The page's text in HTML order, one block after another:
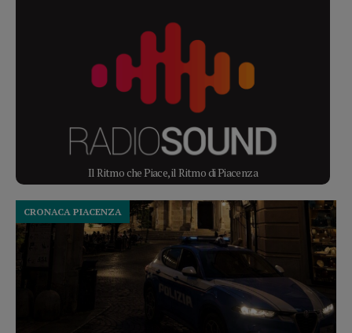
Il Ritmo che Piace, il Ritmo di Piacenza
CRONACA PIACENZA